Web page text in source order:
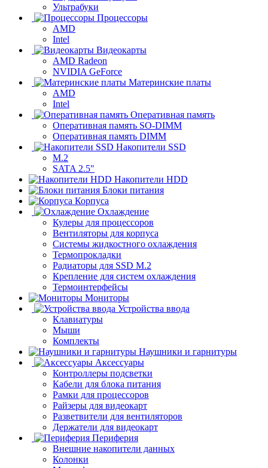
Ультрабуки
Процессоры
AMD
Intel
Видеокарты
AMD Radeon
NVIDIA GeForce
Материнские платы
AMD
Intel
Оперативная память
Оперативная память SO-DIMM
Оперативная память DIMM
Накопители SSD
M.2
SATA 2.5"
Накопители HDD
Блоки питания
Корпуса
Охлаждение
Кулеры для процессоров
Вентиляторы для корпуса
Системы жидкостного охлаждения
Термопрокладки
Радиаторы для SSD M.2
Крепление для систем охлаждения
Термоинтерфейсы
Мониторы
Устройства ввода
Клавиатуры
Мыши
Комплекты
Наушники и гарнитуры
Аксессуары
Контроллеры подсветки
Кабели для блока питания
Рамки для процессоров
Райзеры для видеокарт
Разветвители для вентиляторов
Держатели для видеокарт
Периферия
Внешние накопители данных
Колонки